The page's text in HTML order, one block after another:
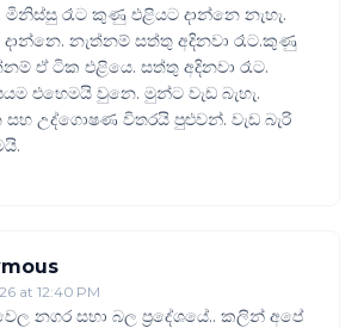
මිනිස්සු රෑට කුණු එළියට දාන්නෙ නැහැ.
දාන්නෙ. නැත්නම් සත්තු අදිනවා රෑට.කුණු
ඒ ටික එළියෙ. සත්තු අදිනවා රෑට.
එහෙමයි වුනෙ. මුන්ට වැඩ බැහැ.
සහ උද්ගොෂණ විතරයි පුළුවන්. වැඩ බැරි
at 12:40 PM
නගර සභා බල ප්‍රදේශයේ.. කලින් අපේ